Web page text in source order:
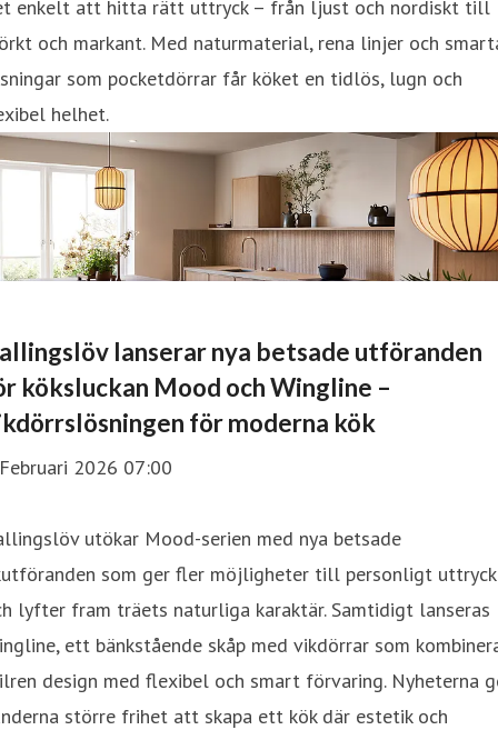
enkelt att hitta rätt uttryck – från ljust och nordiskt till
och markant. Med naturmaterial, rena linjer och
som pocketdörrar får köket en tidlös, lugn och
helhet.
lanserar nya betsade utföranden
köksluckan Mood och Wingline –
för moderna kök
2026 07:00
utökar Mood-serien med nya betsade
som ger fler möjligheter till personligt uttryck
lyfter fram träets naturliga karaktär. Samtidigt lanseras
ett bänkstående skåp med vikdörrar som
design med flexibel och smart förvaring. Nyheterna
större frihet att skapa ett kök där estetik och